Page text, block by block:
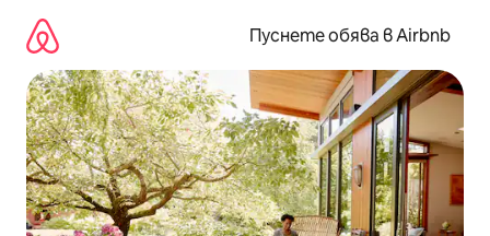
съдържанието
Пуснете обява в Airbnb